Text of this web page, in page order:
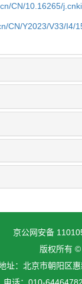
CN/10.16265/
CN/Y2023/V33/I4/
京公网安备
版权所有
址：北京市朝阳区